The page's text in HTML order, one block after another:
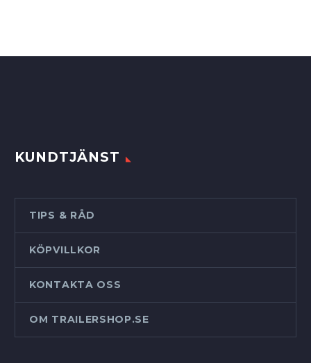
KUNDTJÄNST
TIPS & RÅD
KÖPVILLKOR
KONTAKTA OSS
OM TRAILERSHOP.SE